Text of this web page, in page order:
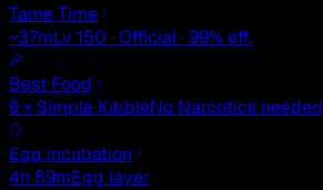
Tame Time
~37mLv 150 · Official · 99% eff.
Best Food
9 × Simple KibbleNo Narcotics needed
Egg incubation
4h 59mEgg layer